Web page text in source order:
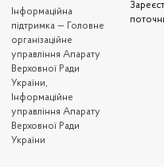
Iнформаційна
підтримка — Головне
організаційне
управління Апарату
Верховної Ради
України,
Інформаційне
управління Апарату
Верховної Ради
України